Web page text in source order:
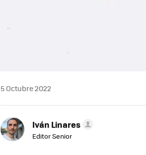
5 Octubre 2022
Iván Linares
Editor Senior